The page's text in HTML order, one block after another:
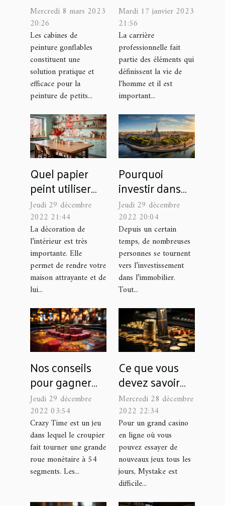
choix d’une
cabine de
peinture
gonflable ?
Mercredi 8 mars 2023
20:26
Les cabines de
peinture gonflables
constituent une
solution pratique et
efficace pour la
peinture de petits...
voyance pour
son avenir
professionnel ?
Mardi 17 janvier 2023
21:56
La carrière
professionnelle fait
partie des éléments qui
définissent la vie de
l'homme et il est
important...
Quel papier
peint utiliser
pour décorer la
cuisine ?
Jeudi 29 décembre
2022 21:44
La décoration de
l’intérieur est très
importante. Elle
permet de rendre votre
maison attrayante et de
lui...
Pourquoi
investir dans
l’immobilier en
France ?
Jeudi 29 décembre
2022 20:04
Depuis un certain
temps, de nombreuses
personnes se tournent
vers l’investissement
dans l’immobilier.
Tout...
Nos conseils
pour gagner
facilement au
crazy Time, le
jeu de casino
Jeudi 29 décembre
2022 03:54
Crazy Time est un jeu
dans lequel le croupier
fait tourner une grande
roue monétaire à 54
segments. Les...
Ce que vous
devez savoir
sur Mystake
Mercredi 28 décembre
2022 22:34
Pour un grand casino
en ligne où vous
pouvez essayer de
nouveaux jeux tous les
jours, Mystake est
difficile...